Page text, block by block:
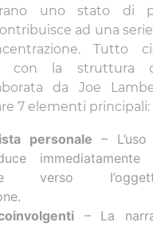
uno stato di
ad una
Tutto
con la struttura
da Joe
7 elementi principali:
personale –
verso
– La